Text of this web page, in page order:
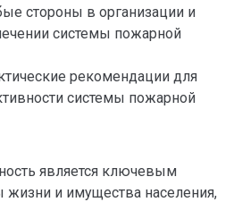
стороны в организации и
системы пожарной
рекомендации для
системы пожарной
является ключевым
и имущества населения,